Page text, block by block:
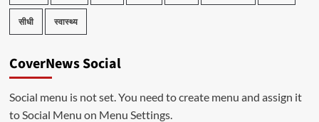
सीधी स्वास्थ्य
CoverNews Social
Social menu is not set. You need to create menu and assign it
to Social Menu on Menu Settings.